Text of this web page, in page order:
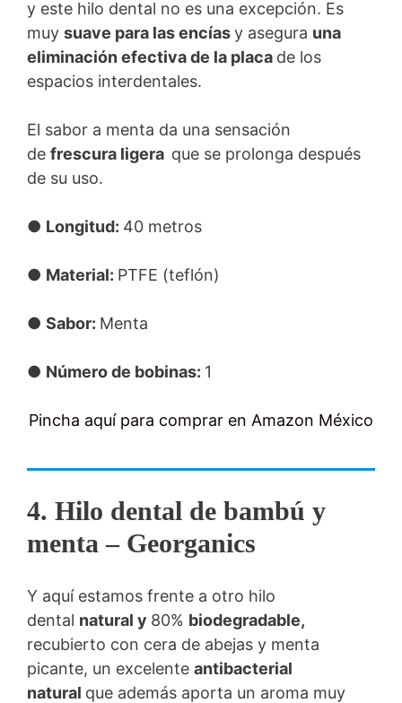
y este hilo dental no es una excepción. Es
muy suave para las encíasy asegura una
eliminación efectiva de la placa de los
espacios interdentales.
El sabor a menta da una sensación
de frescura ligera que se prolonga después
de su uso.
● Longitud: 40 metros
● Material: PTFE (teflón)
● Sabor: Menta
● Número de bobinas: 1
Pincha aquí para comprar en Amazon México
4. Hilo dental de bambú y
menta – Georganics
Y aquí estamos frente a otro hilo
dental natural y 80% biodegradable,
recubierto con cera de abejas y menta
picante, un excelente antibacterial
natural que además aporta un aroma muy